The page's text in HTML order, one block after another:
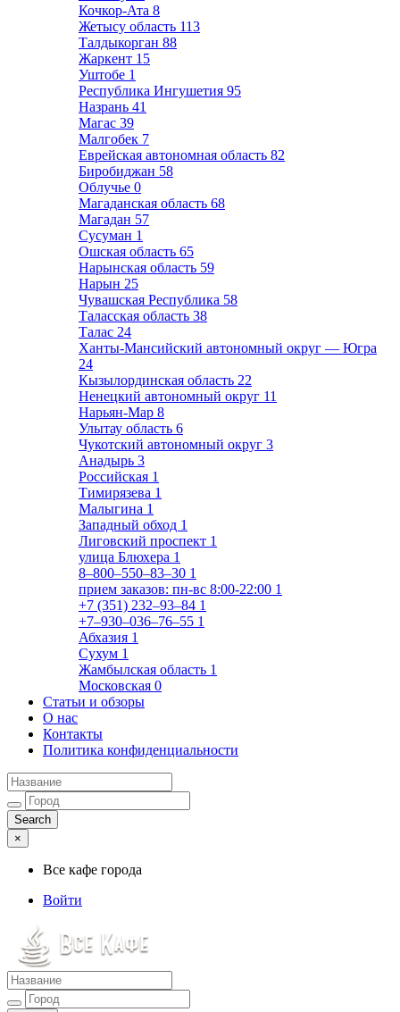
Кочкор-Ата 8
Жетысу область 113
Талдыкорган 88
Жаркент 15
Уштобе 1
Республика Ингушетия 95
Назрань 41
Магас 39
Малгобек 7
Еврейская автономная область 82
Биробиджан 58
Облучье 0
Магаданская область 68
Магадан 57
Сусуман 1
Ошская область 65
Нарынская область 59
Нарын 25
Чувашская Республика 58
Таласская область 38
Талас 24
Ханты-Мансийский автономный округ — Югра
24
Кызылординская область 22
Ненецкий автономный округ 11
Нарьян-Мар 8
Улытау область 6
Чукотский автономный округ 3
Анадырь 3
Российская 1
Тимирязева 1
Малыгина 1
Западный обход 1
Лиговский проспект 1
улица Блюхера 1
8‒800‒550‒83‒30 1
прием заказов: пн-вс 8:00-22:00 1
+7 (351) 232‒93‒84 1
+7‒930‒036‒76‒55 1
Абхазия 1
Сухум 1
Жамбылская область 1
Московская 0
Статьи и обзоры
О нас
Контакты
Политика конфиденциальности
×
Все кафе города
Войти
Все кафе города
Каталог хороших кафе